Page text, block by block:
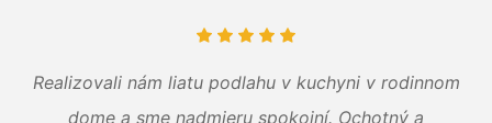
Realizovali nám liatu podlahu v kuchyni v rodinnom
dome a sme nadmieru spokojní. Ochotný a